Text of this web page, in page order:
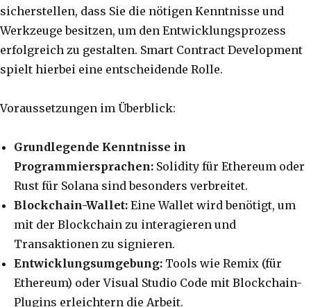
sicherstellen, dass Sie die nötigen Kenntnisse und
Werkzeuge besitzen, um den Entwicklungsprozess
erfolgreich zu gestalten. Smart Contract Development
spielt hierbei eine entscheidende Rolle.
Voraussetzungen im Überblick:
Grundlegende Kenntnisse in
Programmiersprachen: Solidity für Ethereum oder
Rust für Solana sind besonders verbreitet.
Blockchain-Wallet: Eine Wallet wird benötigt, um
mit der Blockchain zu interagieren und
Transaktionen zu signieren.
Entwicklungsumgebung: Tools wie Remix (für
Ethereum) oder Visual Studio Code mit Blockchain-
Plugins erleichtern die Arbeit.